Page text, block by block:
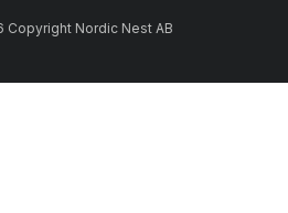
Copyright Nordic Nest AB